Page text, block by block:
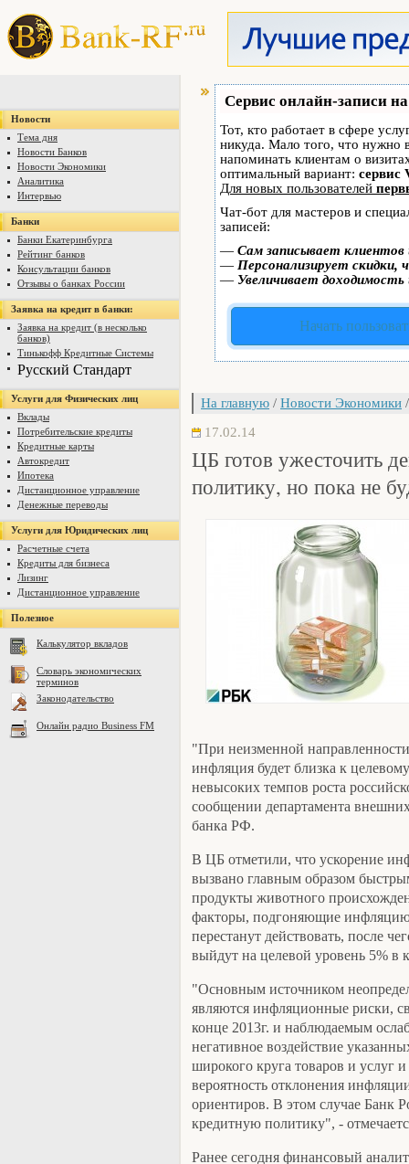
Новости
Тема дня
Новости Банков
Новости Экономики
Аналитика
Интервью
Банки
Банки Екатеринбурга
Рейтинг банков
Консультации банков
Отзывы о банках России
Заявка на кредит в банки:
Заявка на кредит (в несколько
банков)
Тинькофф Кредитные Системы
Русский Стандарт
Услуги для Физических лиц
Вклады
Потребительские кредиты
Кредитные карты
Автокредит
Ипотека
Дистанционное управление
Денежные переводы
Услуги для Юридических лиц
Расчетные счета
Кредиты для бизнеса
Лизинг
Дистанционное управление
Полезное
Калькулятор вкладов
Словарь экономических
терминов
Законодательство
Онлайн радио Business FM
Сервис онлайн-записи
Тот, кто работает в сфере
никуда. Мало того, что нужно
напоминать клиентам о
оптимальный вариант: сервис
Для новых пользователей
Чат-бот для мастеров и
записей:
— Сам записывает
— Персонализирует скидки,
— Увеличивает
Начать
На главную / Новости Экономики /
17.02.14
ЦБ готов ужесточить
политику, но пока не
"При неизменной
инфляция будет близка к
невысоких темпов роста
сообщении департамента
банка РФ.
В ЦБ отметили, что ускорение
вызвано главным образом
продукты животного
факторы, подгоняющие
перестанут действовать, после
выйдут на целевой уровень 5% в
"Основным источником
являются инфляционные риски,
конце 2013г. и наблюдаемым
негативное воздействие
широкого круга товаров и услуг
вероятность отклонения
ориентиров. В этом случае Банк
кредитную политику", -
Ранее сегодня финансовый